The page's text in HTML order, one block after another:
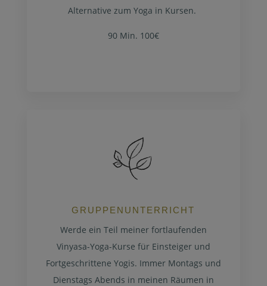
Alternative zum Yoga in Kursen.
90 Min. 100€
GRUPPENUNTERRICHT
Werde ein Teil meiner fortlaufenden
Vinyasa-Yoga-Kurse für Einsteiger und
Fortgeschrittene Yogis. Immer Montags und
Dienstags Abends in meinen Räumen in